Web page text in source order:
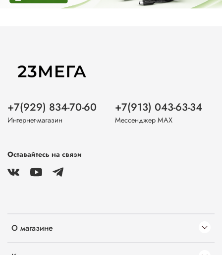
О магазине
+7(929) 834-70-60
Интернет-магазин
+7(913) 043-63-34
Мессенджер MAX
Оставайтесь на связи